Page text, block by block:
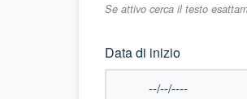
Se attivo cerca il testo
Data di inizio